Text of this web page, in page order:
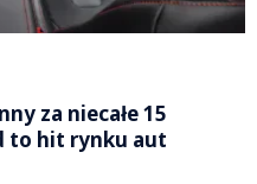
za niecałe 15
to hit rynku aut